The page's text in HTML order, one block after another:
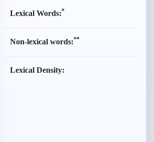
Lexical Words:*
Non-lexical words:**
Lexical Density: